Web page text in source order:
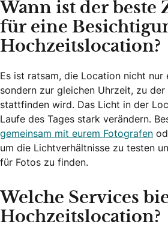
Wann ist der beste
für eine
Hochzeitslocation?
Es ist ratsam, die Location nicht nur
sondern zur gleichen Uhrzeit, zu
stattfinden wird. Das Licht in der
Laufe des Tages stark verändern.
gemeinsam mit eurem Fotografen
um die Lichtverhältnisse zu testen
für Fotos zu finden.
Welche Services
Hochzeitslocation?